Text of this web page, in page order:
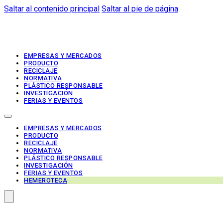
Saltar al contenido principal Saltar al pie de página
EMPRESAS Y MERCADOS
PRODUCTO
RECICLAJE
NORMATIVA
PLÁSTICO RESPONSABLE
INVESTIGACIÓN
FERIAS Y EVENTOS
EMPRESAS Y MERCADOS
PRODUCTO
RECICLAJE
NORMATIVA
PLÁSTICO RESPONSABLE
INVESTIGACIÓN
FERIAS Y EVENTOS
HEMEROTECA